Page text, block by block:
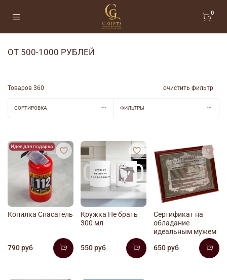
0
ОТ 500-1000 РУБЛЕЙ
Товаров 360 очистить фильтр
СОРТИРОВКА ФИЛЬТРЫ
Идея для подарка
Копилка Спасатель
790 руб
Кружка Не брать
300 мл
550 руб
Сертификат на
обладание
идеальным мужем
650 руб